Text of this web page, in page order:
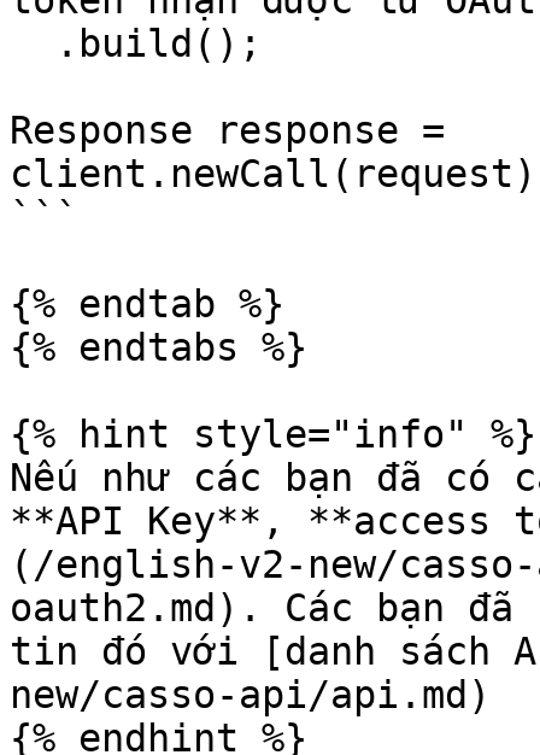
Response response =
```
{% endtab %}
{% endtabs %}
{% hint style="info" %}
Nếu như các bạn đã
**API Key**, **access
(/english-v2-new/
oauth2.md). Các bạn
tin đó với [danh sách
new/casso-api/api.md)